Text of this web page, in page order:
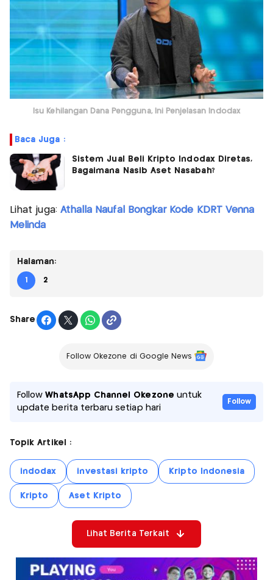
Isu Kehilangan Dana Pengguna, Ini Penjelasan Indodax
Baca Juga :
Sistem Jual Beli Kripto Indodax Diretas,
Bagaimana Nasib Aset Nasabah?
Lihat juga: Athalla Naufal Bongkar Kode KDRT Venna
Melinda
Halaman:
1 2
Share
Follow Okezone di Google News
FollowWhatsApp Channel Okezone untuk
update berita terbaru setiap hari
Follow
Topik Artikel :
indodax investasi kripto Kripto Indonesia
Kripto Aset Kripto
Lihat Berita Terkait